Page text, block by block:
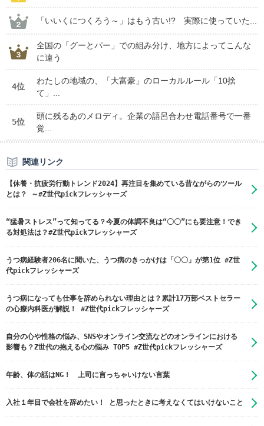
「いいくにつくろう～」はもう古い!? 実際に使っていた...
全国の「グーとパー」での組み分け、地方によってこんな
に違う
4位
わたしの地域の、「大富豪」のローカルルール「10捨
て」...
5位
頭に残るあのメロディ。企業の語呂合わせ電話番号で一番
覚...
関連リンク
【休養・抗疲労行動トレンド2024】再注目を集めている昔ながらのツール
とは？ ～#Z世代pickフレッシャーズ
“猛暑ストレス”って知ってる？今夏の体調不良は“〇〇”にも要注意！でき
る対処法は？#Z世代pickフレッシャーズ
うつ病経験者206名に聞いた、うつ病のきっかけは「〇〇」が第1位 #Z世
代pickフレッシャーズ
うつ病になっても仕事を辞められない理由とは？累計17万部ベストセラー
の心療内科医が解説！ #Z世代pickフレッシャーズ
自分の心や性格の悩み、SNSやオンライン交流などのオンラインにおける
影響も？Z世代の抱える心の悩み TOP5 #Z世代pickフレッシャーズ
年齢、体の話はNG！ 上司に言っちゃいけない言葉
入社１年目で会社を辞めたい！ と思ったときに考えなくてはいけないこと